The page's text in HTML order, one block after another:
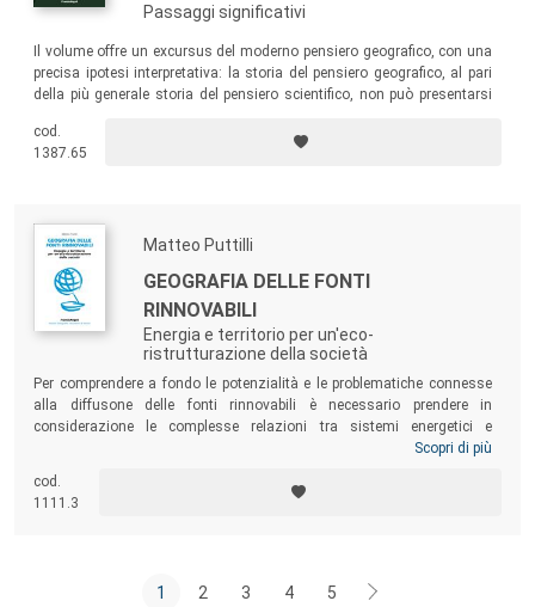
Passaggi significativi
Il volume offre un excursus del moderno pensiero geografico, con una
precisa ipotesi interpretativa: la storia del pensiero geografico, al pari
della più generale storia del pensiero scientifico, non può presentarsi
concezioni che diventano via via più raffinate e precise, ma piuttosto
come una successione di risposte adeguate alle esigenze sociali.
cod.
1387.65
Matteo Puttilli
GEOGRAFIA DELLE FONTI
RINNOVABILI
Energia e territorio per un'eco-
ristrutturazione della società
Per comprendere a fondo le potenzialità e le problematiche connesse
alla diffusone delle fonti rinnovabili è necessario prendere in
considerazione le complesse relazioni tra sistemi energetici e
organizzazione territoriale. Proprio all’interno di questo rapporto
come le implicazioni, positive e negative, in termini di sostenibilità e
sviluppo di una vera
Scopri di più
cod.
1111.3
1 2 3 4 5